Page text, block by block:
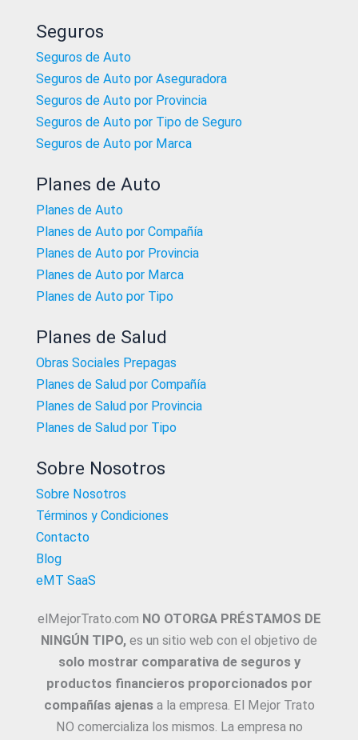
Seguros
Seguros de Auto
Seguros de Auto por Aseguradora
Seguros de Auto por Provincia
Seguros de Auto por Tipo de Seguro
Seguros de Auto por Marca
Planes de Auto
Planes de Auto
Planes de Auto por Compañía
Planes de Auto por Provincia
Planes de Auto por Marca
Planes de Auto por Tipo
Planes de Salud
Obras Sociales Prepagas
Planes de Salud por Compañía
Planes de Salud por Provincia
Planes de Salud por Tipo
Sobre Nosotros
Sobre Nosotros
Términos y Condiciones
Contacto
Blog
eMT SaaS
elMejorTrato.com NO OTORGA PRÉSTAMOS DE
NINGÚN TIPO, es un sitio web con el objetivo de
solo mostrar comparativa de seguros y
productos financieros proporcionados por
compañías ajenasa la empresa. El Mejor Trato
NO comercializa los mismos. La empresa no